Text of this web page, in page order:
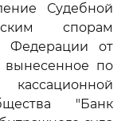
Судебной
спорам
Федерации от
вынесенное по
"Банк